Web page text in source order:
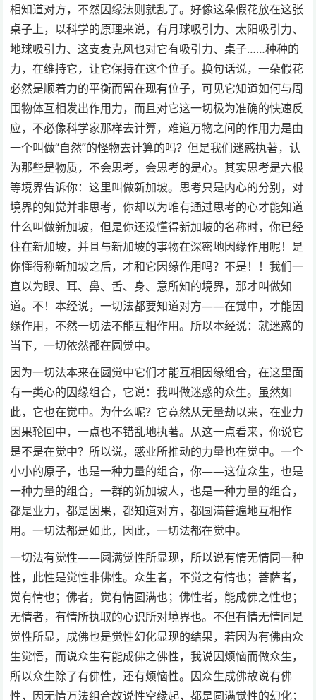
相知道对方，不然因缘法则就乱了。好像这朵假花放在这张
桌子上，以科学的原理来说，有月球吸引力、太阳吸引力、
地球吸引力、这支麦克风也对它有吸引力、桌子……种种的
力，在维持它，让它保持在这个位子。换句话说，一朵假花
必然是顺着力的平衡而留在现有位子，可见它知道如何与周
围物体互相发出作用力，而且对它这一切极为准确的快速反
应，不必像科学家那样去计算，难道万物之间的作用力是由
一个叫做“自然”的怪物去计算的吗？但是我们迷惑执著，认
为那些是物质，不会思考，会思考的是心。其实思考是六根
等境界告诉你：这里叫做新加坡。思考只是内心的分别，对
境界的知觉并非思考，你却以为唯有通过思考的心才能知道
什么叫做新加坡，但是你还没懂得新加坡的名称时，你已经
住在新加坡，并且与新加坡的事物在深密地因缘作用呢！是
你懂得称新加坡之后，才和它因缘作用吗？不是！！我们一
直以为眼、耳、鼻、舌、身、意所知的境界，那才叫做知
道。不！本经说，一切法都要知道对方——在觉中，才能因
缘作用，不然一切法不能互相作用。所以本经说：就迷惑的
当下，一切依然都在圆觉中。
因为一切法本来在圆觉中它们才能互相因缘组合，在这里面
有一类心的因缘组合，它说：我叫做迷惑的众生。虽然如
此，它也在觉中。为什么呢？它竟然从无量劫以来，在业力
因果轮回中，一点也不错乱地执著。从这一点看来，你说它
是不是在觉中？所以说，惑业所推动的力量也在觉中。一个
小小的原子，也是一种力量的组合，你——这位众生，也是
一种力量的组合，一群的新加坡人，也是一种力量的组合，
都是业力，都是因果，都知道对方，都圆满普遍地互相作
用。一切法都是如此，因此，一切法都在觉中。
一切法有觉性——圆满觉性所显现，所以说有情无情同一种
性，此性是觉性非佛性。众生者，不觉之有情也；菩萨者，
觉有情也；佛者，觉有情圆满也；佛性者，能成佛之性也；
无情者，有情所执取的心识所对境界也。不但有情无情同是
觉性所显，成佛也是觉性幻化显现的结果，若因为有佛由众
生觉悟，而说众生有能成佛之佛性，我说因烦恼而做众生，
所以众生除了有佛性，还有烦恼性。因众生成佛故说有佛
性，因无情万法组合故说性空缘起，都是圆满觉性的幻化；